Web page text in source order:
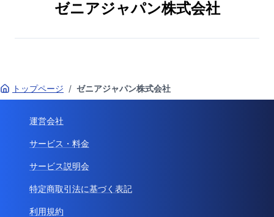
ゼニアジャパン株式会社
トップページ / ゼニアジャパン株式会社
運営会社
サービス・料金
サービス説明会
特定商取引法に基づく表記
利用規約